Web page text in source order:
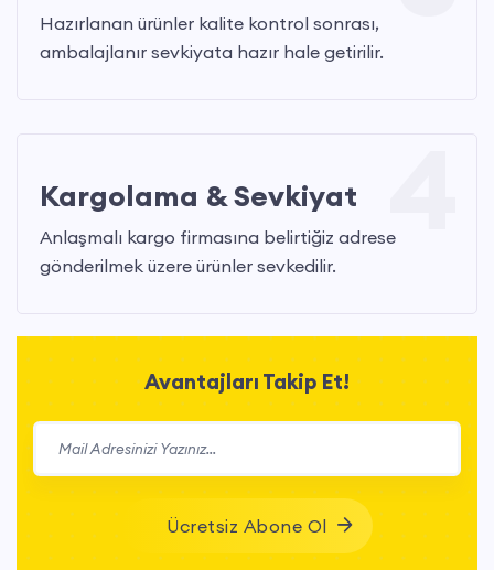
bir adım önde olun, konfor ve dayanıklılığı aynı anda yaşayın.
Hazırlanan ürünler kalite kontrol sonrası,
ambalajlanır sevkiyata hazır hale getirilir.
Kargolama & Sevkiyat
Anlaşmalı kargo firmasına belirtiğiz adrese
gönderilmek üzere ürünler sevkedilir.
Avantajları Takip Et!
Ücretsiz Abone Ol